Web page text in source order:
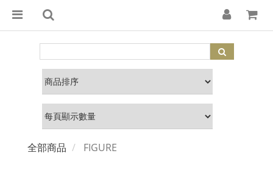
全部商品 FIGURE